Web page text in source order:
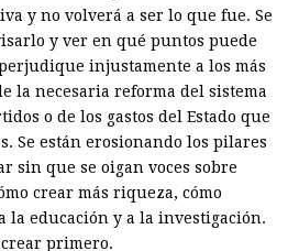
y no volverá a ser lo que fue. Se
y ver en qué puntos puede
injustamente a los más
la necesaria reforma del sistema
o de los gastos del Estado que
Se están erosionando los pilares
sin que se oigan voces sobre
crear más riqueza, cómo
la educación y a la investigación.
primero.